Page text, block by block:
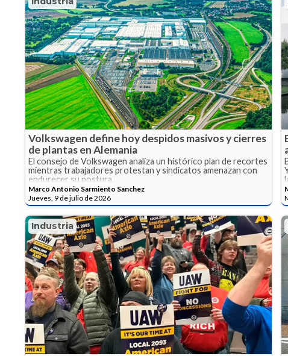
Volkswagen define hoy despidos masivos y cierres
de plantas en Alemania
El consejo de Volkswagen analiza un histórico plan de recortes
mientras trabajadores protestan y sindicatos amenazan con
endurecer su postura.
Marco Antonio Sarmiento Sanchez
Jueves, 9 de julio de 2026
Industria